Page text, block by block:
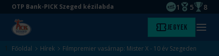
Ugrás
tartalomra
Ugrás
aljára
OTP Bank-PICK Szeged kézilabda
EHF
1
Magyar
5 8
Kezdőlap Jegyek Menü
Főoldal Hírek Filmpremier vasárnap: Mister X - 10 év Szegeden